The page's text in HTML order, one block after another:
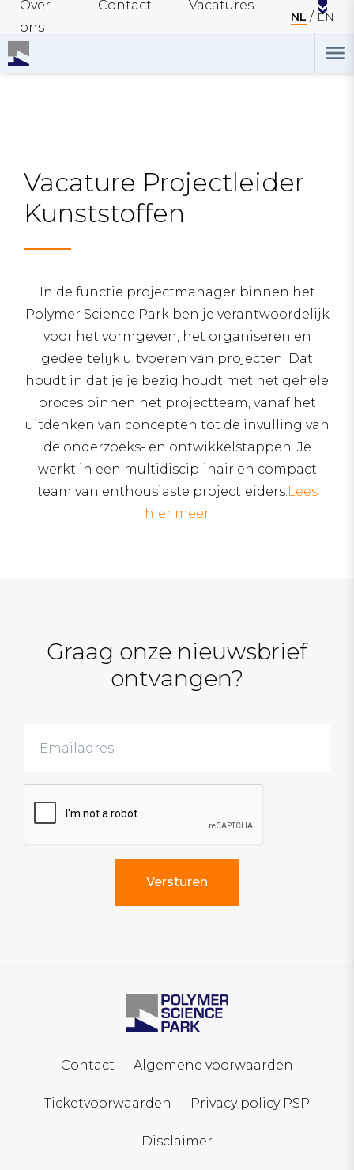
Over
ons
Contact Vacatures
NL EN
Vacature Projectleider
Kunststoffen
In de functie projectmanager binnen het
Polymer Science Park ben je verantwoordelijk
voor het vormgeven, het organiseren en
gedeeltelijk uitvoeren van projecten. Dat
houdt in dat je je bezig houdt met het gehele
proces binnen het projectteam, vanaf het
uitdenken van concepten tot de invulling van
de onderzoeks- en ontwikkelstappen. Je
werkt in een multidisciplinair en compact
team van enthousiaste projectleiders.Lees
hier meer
Graag onze nieuwsbrief
ontvangen?
Contact Algemene voorwaarden
Ticketvoorwaarden Privacy policy PSP
Disclaimer